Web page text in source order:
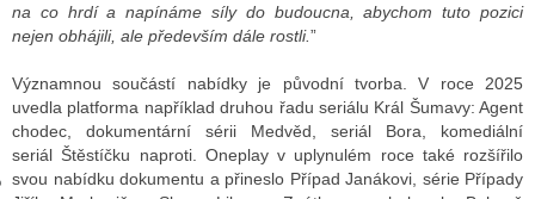
DISKUTÉRA NA RADIOTV
STARŠÍCH DISKUZÍ
na co hrdí a napínáme síly do budoucna, abychom tuto pozici
nejen obhájili, ale především dále rostli.”
Významnou součástí nabídky je původní tvorba. V roce 2025
uvedla platforma například druhou řadu seriálu Král Šumavy: Agent
chodec, dokumentární sérii Medvěd, seriál Bora, komediální
seriál Štěstíčku naproti. Oneplay v uplynulém roce také rozšířilo
svou nabídku dokumentu a přineslo Případ Janákovi, série Případy